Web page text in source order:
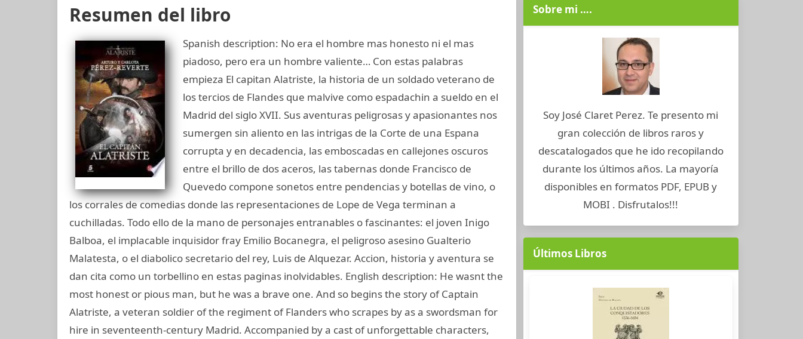
Resumen del libro
Spanish description: No era el hombre mas honesto ni el mas
piadoso, pero era un hombre valiente… Con estas palabras
empieza El capitan Alatriste, la historia de un soldado veterano de
los tercios de Flandes que malvive como espadachin a sueldo en el
Madrid del siglo XVII. Sus aventuras peligrosas y apasionantes nos
sumergen sin aliento en las intrigas de la Corte de una Espana
corrupta y en decadencia, las emboscadas en callejones oscuros
entre el brillo de dos aceros, las tabernas donde Francisco de
Quevedo compone sonetos entre pendencias y botellas de vino, o
los corrales de comedias donde las representaciones de Lope de Vega terminan a
cuchilladas. Todo ello de la mano de personajes entranables o fascinantes: el joven Inigo
Balboa, el implacable inquisidor fray Emilio Bocanegra, el peligroso asesino Gualterio
Malatesta, o el diabolico secretario del rey, Luis de Alquezar. Accion, historia y aventura se
dan cita como un torbellino en estas paginas inolvidables. English description: He wasnt the
most honest or pious man, but he was a brave one. And so begins the story of Captain
Alatriste, a veteran soldier of the regiment of Flanders who scrapes by as a swordsman for
hire in seventeenth-century Madrid. Accompanied by a cast of unforgettable characters,
Sobre mi ….
Soy José Claret Perez. Te presento mi
gran colección de libros raros y
descatalogados que he ido recopilando
durante los últimos años. La mayoría
disponibles en formatos PDF, EPUB y
MOBI . Disfrutalos!!!
Últimos Libros